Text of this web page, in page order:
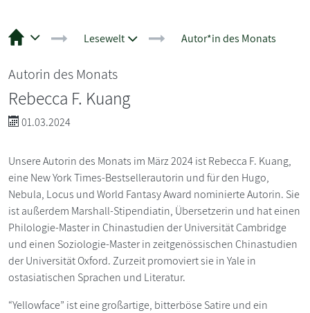
Lesewelt Autor*in des Monats
Autorin des Monats
Rebecca F. Kuang
01.03.2024
Unsere Autorin des Monats im März 2024 ist Rebecca F. Kuang,
eine New York Times-Bestsellerautorin und für den Hugo,
Nebula, Locus und World Fantasy Award nominierte Autorin. Sie
ist außerdem Marshall-Stipendiatin, Übersetzerin und hat einen
Philologie-Master in Chinastudien der Universität Cambridge
und einen Soziologie-Master in zeitgenössischen Chinastudien
der Universität Oxford. Zurzeit promoviert sie in Yale in
ostasiatischen Sprachen und Literatur.
“Yellowface” ist eine großartige, bitterböse Satire und ein